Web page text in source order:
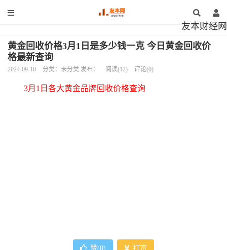
友本财经网
黄金回收价格3月1日是多少钱一克 今日黄金回收价
格最新查询
2024-09-10 分类：未分类 发布： 阅读(12) 评论(0)
3月1日各大黄金品牌回收价格查询
赞(0) 打赏